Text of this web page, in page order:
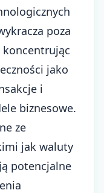
poza
koncentrując
jako
i
biznesowe.
ze
jak waluty
potencjalne